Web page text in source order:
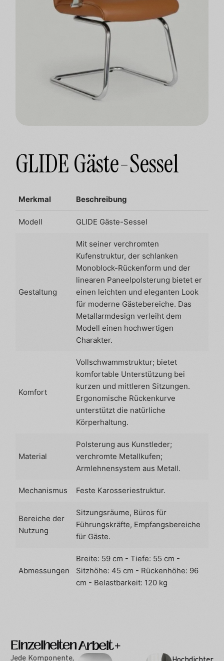
GLIDE Gäste-Sessel
Merkmal Beschreibung
Modell GLIDE Gäste-Sessel
Gestaltung
Mit seiner verchromten
Kufenstruktur, der schlanken
Monoblock-Rückenform und der
linearen Paneelpolsterung bietet er
einen leichten und eleganten Look
für moderne Gästebereiche. Das
Metallarmdesign verleiht dem
Modell einen hochwertigen
Charakter.
Komfort
Vollschwammstruktur; bietet
komfortable Unterstützung bei
kurzen und mittleren Sitzungen.
Ergonomische Rückenkurve
unterstützt die natürliche
Körperhaltung.
Material
Polsterung aus Kunstleder;
verchromte Metallkufen;
Armlehnensystem aus Metall.
Mechanismus Feste Karosseriestruktur.
Bereiche der
Nutzung
Sitzungsräume, Büros für
Führungskräfte, Empfangsbereiche
für Gäste.
Abmessungen
Breite: 59 cm - Tiefe: 55 cm -
Sitzhöhe: 45 cm - Rückenhöhe: 96
cm - Belastbarkeit: 120 kg
Einzelheiten
Jede Komponente,
Arbeit